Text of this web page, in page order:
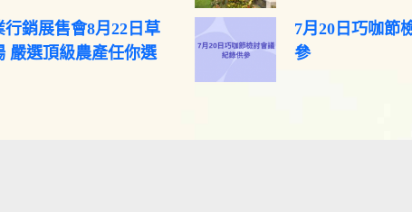
行銷展售會8月22日草
嚴選頂級農產任你選
7月20日巧咖節
參